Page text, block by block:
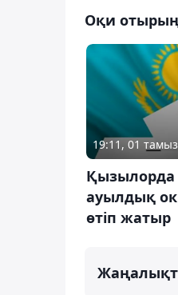
Оқи
19:11, 01
Қызылорда
ауылдық
өтіп жатыр